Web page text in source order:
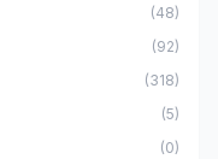
(48)
(92)
(318)
(5)
(0)